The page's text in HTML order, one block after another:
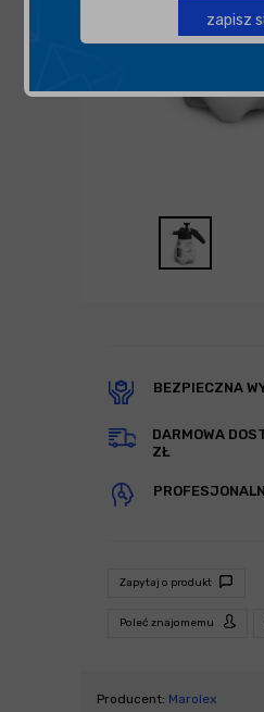
BEZPIECZNA
DARMOWA
ZŁ
Zapytaj o produkt
Poleć znajomemu
Producent: Marolex
zapisz